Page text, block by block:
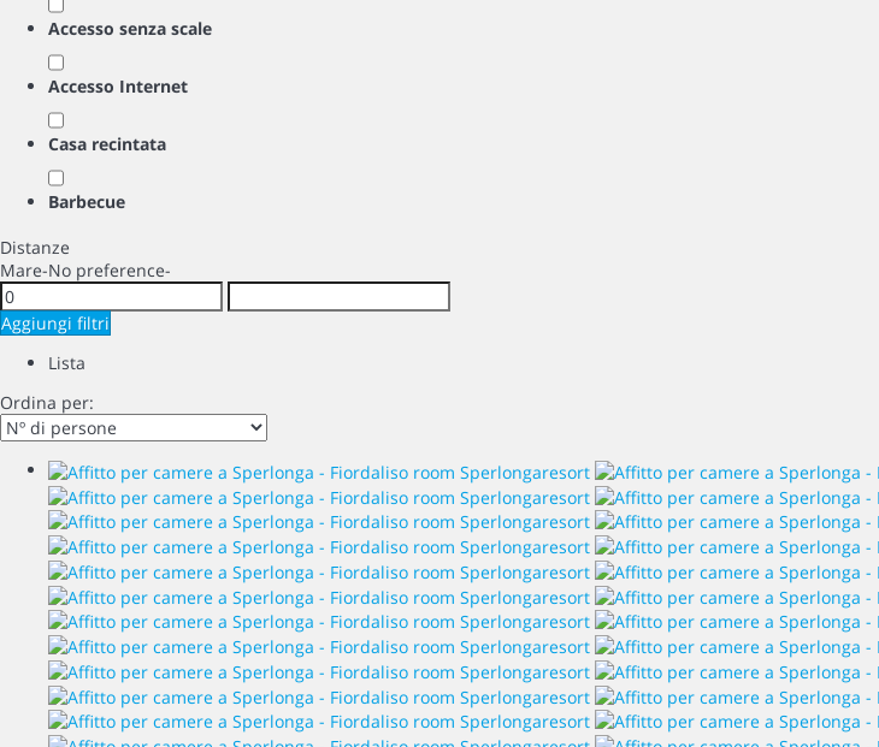
Accesso senza scale
Accesso Internet
Casa recintata
Barbecue
Distanze
Mare-No preference-
Aggiungi filtri
Lista
Ordina per: